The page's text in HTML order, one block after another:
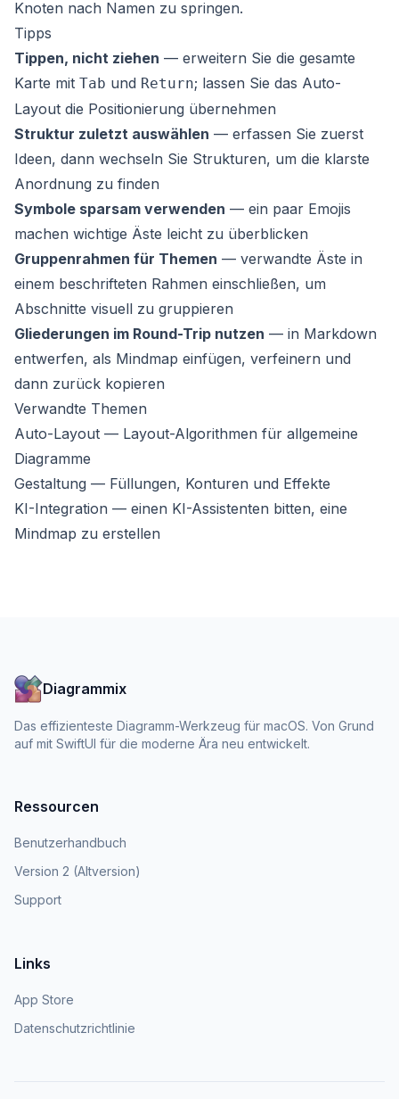
Knoten nach Namen zu springen.
Tipps
Tippen, nicht ziehen — erweitern Sie die gesamte
Karte mit Tab und Return; lassen Sie das Auto-
Layout die Positionierung übernehmen
Struktur zuletzt auswählen — erfassen Sie zuerst
Ideen, dann wechseln Sie Strukturen, um die klarste
Anordnung zu finden
Symbole sparsam verwenden — ein paar Emojis
machen wichtige Äste leicht zu überblicken
Gruppenrahmen für Themen — verwandte Äste in
einem beschrifteten Rahmen einschließen, um
Abschnitte visuell zu gruppieren
Gliederungen im Round-Trip nutzen — in Markdown
entwerfen, als Mindmap einfügen, verfeinern und
dann zurück kopieren
Verwandte Themen
Auto-Layout — Layout-Algorithmen für allgemeine
Diagramme
Gestaltung — Füllungen, Konturen und Effekte
KI-Integration — einen KI-Assistenten bitten, eine
Mindmap zu erstellen
Diagrammix
Das effizienteste Diagramm-Werkzeug für macOS. Von Grund
auf mit SwiftUI für die moderne Ära neu entwickelt.
Ressourcen
Benutzerhandbuch
Version 2 (Altversion)
Support
Links
App Store
Datenschutzrichtlinie